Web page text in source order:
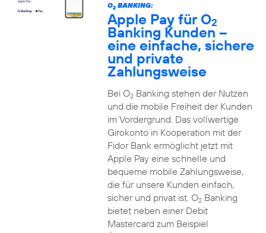
O2BANKING:
Apple Pay für O2
Banking Kunden –
eine einfache, sichere
und private
Zahlungsweise
Bei O2Banking stehen der Nutzen
und die mobile Freiheit der Kunden
im Vordergrund. Das vollwertige
Girokonto in Kooperation mit der
Fidor Bank ermöglicht jetzt mit
Apple Pay eine schnelle und
bequeme mobile Zahlungsweise,
die für unsere Kunden einfach,
sicher und privat ist. O2Banking
bietet neben einer Debit
Mastercard zum Beispiel